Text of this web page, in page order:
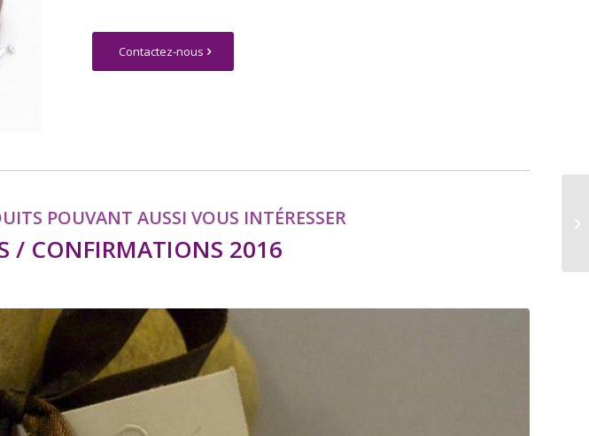
Contactez-nous
POUVANT AUSSI VOUS INTÉRESSER
/ CONFIRMATIONS 2016